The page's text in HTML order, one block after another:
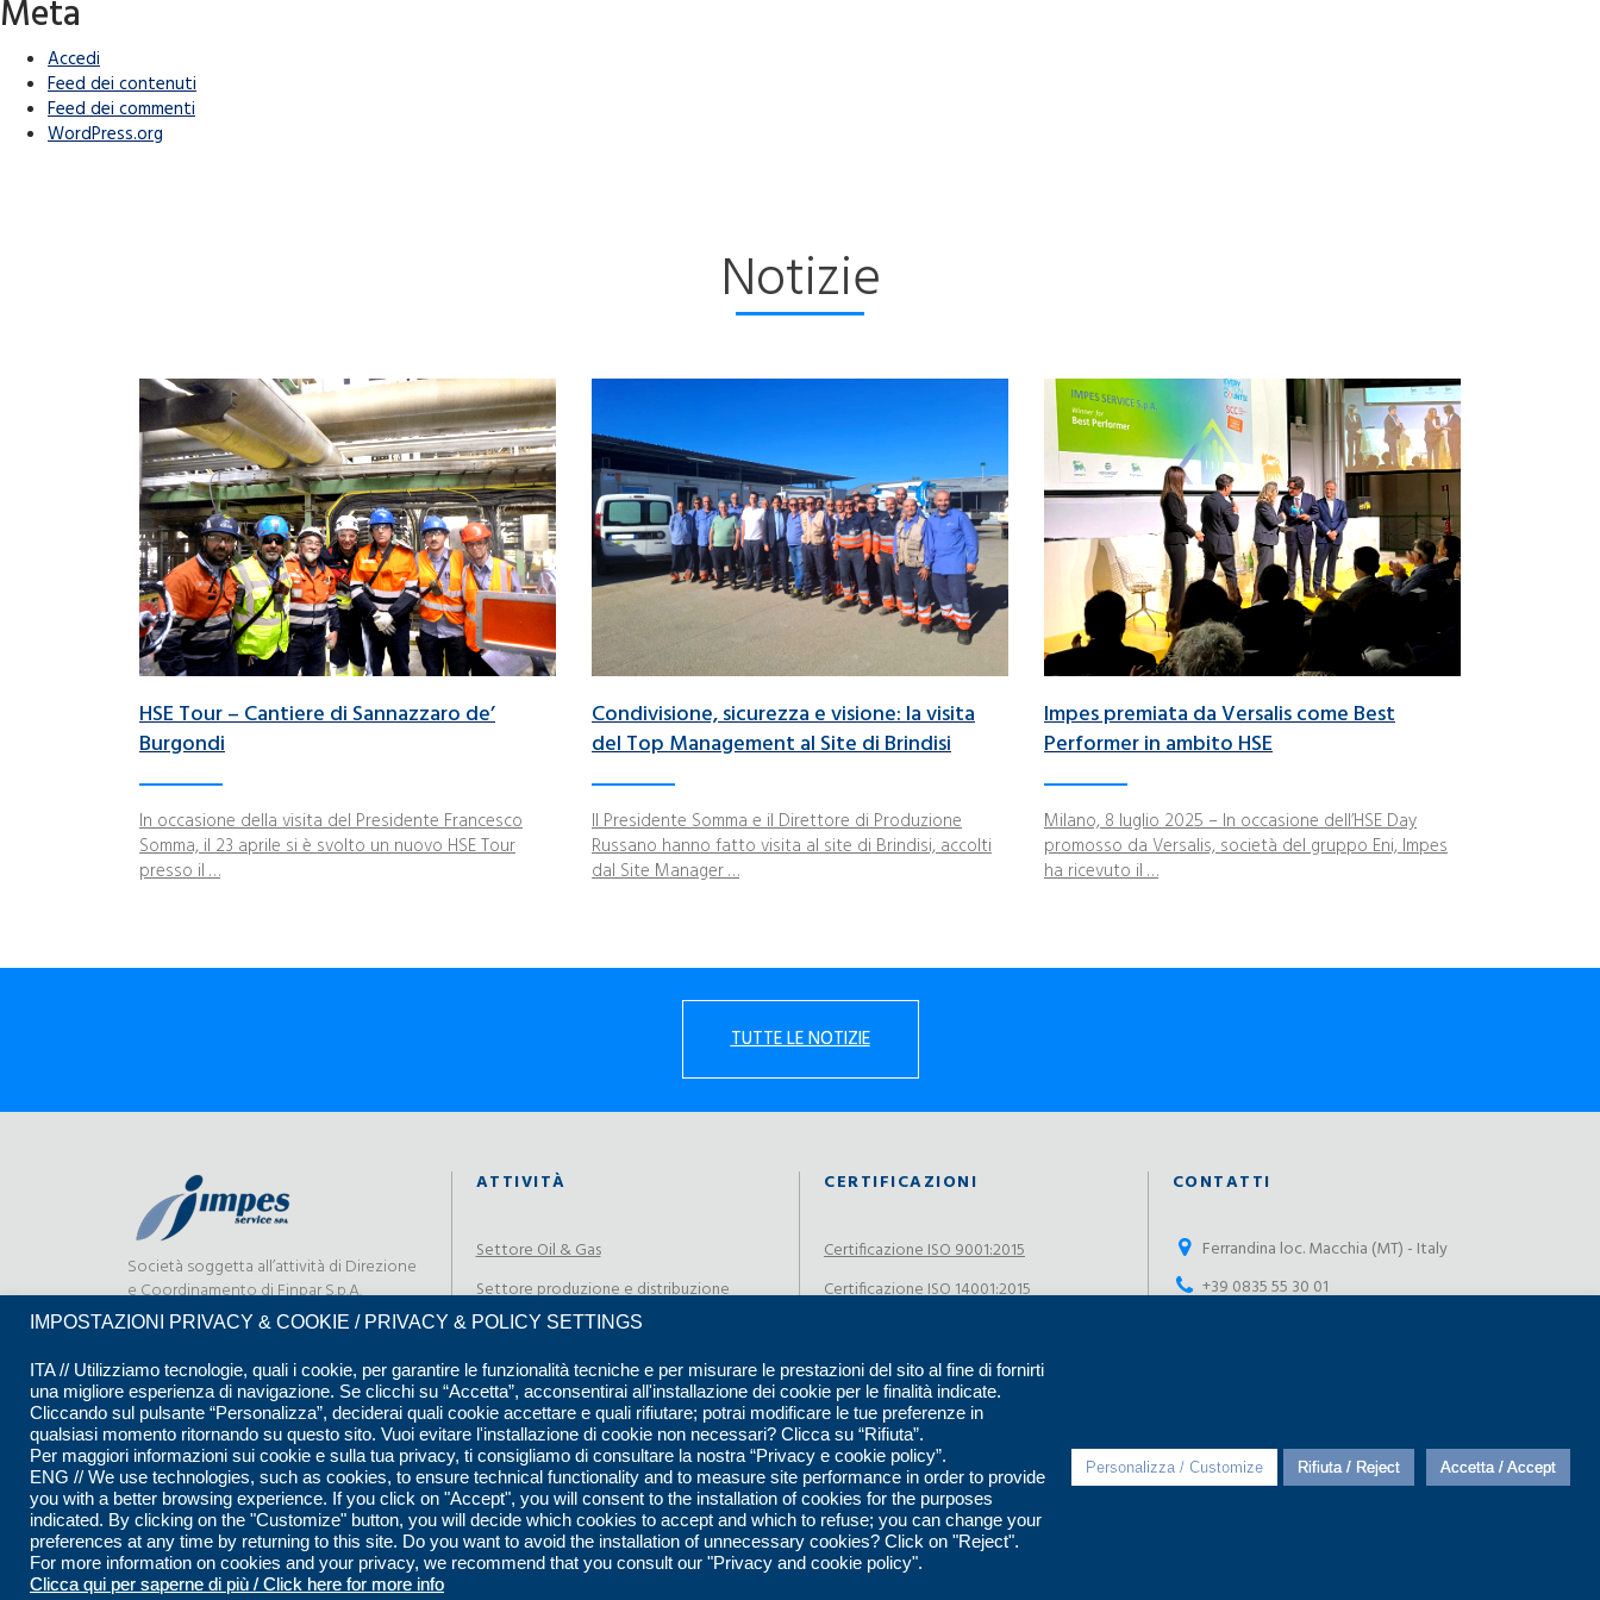
Meta
Accedi
Feed dei contenuti
Feed dei commenti
WordPress.org
Notizie
HSE Tour – Cantiere di Sannazzaro de’
Burgondi
In occasione della visita del Presidente Francesco
Somma, il 23 aprile si è svolto un nuovo HSE Tour
presso il …
Condivisione, sicurezza e visione: la visita
del Top Management al Site di Brindisi
Il Presidente Somma e il Direttore di Produzione
Russano hanno fatto visita al site di Brindisi, accolti
dal Site Manager …
Impes premiata da Versalis come Best
Performer in ambito HSE
Milano, 8 luglio 2025 – In occasione dell’HSE Day
promosso da Versalis, società del gruppo Eni, Impes
ha ricevuto il …
TUTTE LE NOTIZIE
Società soggetta all’attività di Direzione
e Coordinamento di Finpar S.p.A.
ATTIVITÀ
Settore Oil & Gas
Settore produzione e distribuzione
elettricità
Settore chimico farmaceutico
Settore siderurgico cementiero
CERTIFICAZIONI
Certificazione ISO 9001:2015
Certificazione ISO 14001:2015
Certificazione SCC*2011
Certificazione UNI/PDR 125:2022
Certificazione SOA
Rating di Legalità
CONTATTI
Ferrandina loc. Macchia (MT) - Italy
+39 0835 55 30 01
© 2026 Impes Service Spa - Tutti i diritti riservati. Realizzato daElabora Next
IMPOSTAZIONI PRIVACY & COOKIE / PRIVACY & POLICY SETTINGS
ITA // Utilizziamo tecnologie, quali i cookie, per garantire le funzionalità tecniche e per misurare le prestazioni del sito al fine di fornirti
una migliore esperienza di navigazione. Se clicchi su “Accetta”, acconsentirai all'installazione dei cookie per le finalità indicate.
Cliccando sul pulsante “Personalizza”, deciderai quali cookie accettare e quali rifiutare; potrai modificare le tue preferenze in
qualsiasi momento ritornando su questo sito. Vuoi evitare l'installazione di cookie non necessari? Clicca su “Rifiuta”.
Per maggiori informazioni sui cookie e sulla tua privacy, ti consigliamo di consultare la nostra “Privacy e cookie policy”.
ENG // We use technologies, such as cookies, to ensure technical functionality and to measure site performance in order to provide
you with a better browsing experience. If you click on "Accept", you will consent to the installation of cookies for the purposes
indicated. By clicking on the "Customize" button, you will decide which cookies to accept and which to refuse; you can change your
preferences at any time by returning to this site. Do you want to avoid the installation of unnecessary cookies? Click on "Reject".
For more information on cookies and your privacy, we recommend that you consult our "Privacy and cookie policy".
Clicca qui per saperne di più / Click here for more info
Personalizza / Customize Rifiuta / Reject Accetta / Accept